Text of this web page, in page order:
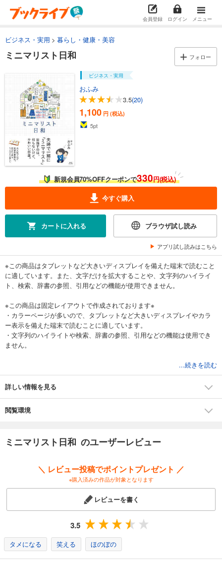
会員登録 ログイン メニュー
ビジネス・実用 暮らし・健康・美容
ミニマリスト日和 フォロー
ビジネス・実用
おふみ
3.5(20)
1,100 円 (税込)
5pt
新規会員70%OFFクーポンで330円(税込)
今すぐ購入
カートに入れる ブラウザ試し読み
アプリ試し読みはこちら
※この商品はタブレットなど大きいディスプレイを備えた端末で読むこと
に適しています。また、文字だけを拡大することや、文字列のハイライ
ト、検索、辞書の参照、引用などの機能が使用できません。
※この商品は固定レイアウトで作成されております※
・カラーページが多いので、タブレットなど大きいディスプレイやカラ
ー表示を備えた端末で読むことに適しています。
・文字列のハイライトや検索、辞書の参照、引用などの機能は使用でき
ません。
大人気ブログ「ミニマリスト日和」の書籍化。
夫婦でミニマリスト生活を送るおふみ夫妻。
ミニマリストを目指して奮闘する様子を、妻のおふみさんが
「ほぼ日手帳」に絵日記で綴りました。目指すのは、「何もないけど、
にいたるまで。
日々の生活を簡単にして、心地よく暮らしたい。
「もの減らし」にムリをしすぎず、身軽でいられる自分の快適な量を探
ここにはすぐに生活に取り入れたくなるようなアイデアがいっぱいにつ
まっています。
「ミニマリスト日和」制作風景
ミニマリスト夫婦の部屋紹介
...続きを読む
詳しい情報を見る
閲覧環境
ミニマリスト日和 のユーザーレビュー
＼ レビュー投稿でポイントプレゼント ／
※購入済みの作品が対象となります
レビューを書く
3.5
タメになる 笑える ほのぼの